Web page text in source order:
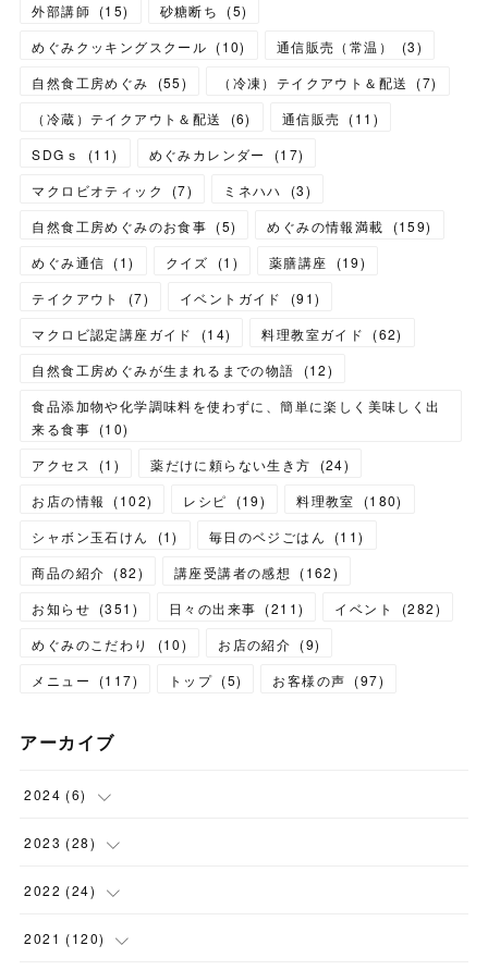
外部講師 (15) 砂糖断ち (5)
めぐみクッキングスクール (10) 通信販売（常温） (3)
自然食工房めぐみ
(55) （冷凍）テイクアウト＆配送 (7)
（冷蔵）テイクアウト＆配送
(6) 通信販売 (11 )
SDGｓ
(11) めぐみカレンダー (17)
マクロビオティック
(7) ミネハハ (3)
自然食工房めぐみのお食事 (5) めぐみの情報満載 (159)
めぐみ通信 (1) クイズ (1 ) 薬膳講座 (19)
テイクアウト
(7) イベントガイド (91)
マクロビ認定講座ガイド
(14) 料理教室ガイド (62)
自然食工房めぐみが生まれるまでの物語
(12)
食品添加物や化学調味料を使わずに、簡単に楽しく美味しく出
来る食事 (10)
アクセス
(1 ) 薬だけに頼らない生き方 (24)
お店の情報
(102) レシピ (19) 料理教室 (180)
シャボン玉石けん
(1) 毎日のベジごはん (11)
商品の紹介 (82) 講座受講者の感想 (162)
お知らせ (351 ) 日々の出来事 (211) イベント (282)
めぐみのこだわり
(10) お店の紹介 (9)
メニュー
(117) トップ (5) お客様の声 (97)
アーカイブ
2024 (6)
(1)
(1 )
(1)
2023 (28)
(2)
(1)
2022 (24)
(5)
2021 (120)